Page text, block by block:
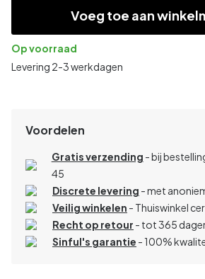
Voeg toe aan
Op voorraad
Levering 2-3 werkdagen
Voordelen
Gratis verzending - bij
45
Discrete levering - met
Veilig winkelen - Thuiswinkel
Recht op retour - tot 365
Sinful's garantie - 100%